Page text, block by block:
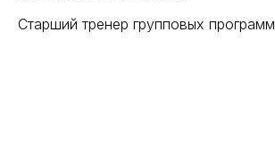
Старший тренер групповых программ